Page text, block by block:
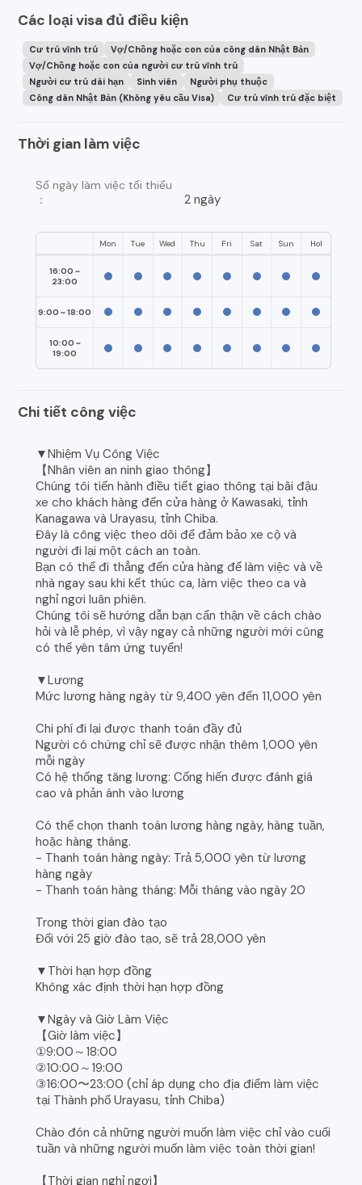
Các loại visa đủ điều kiện
Cư trú vĩnh trú
Vợ/Chồng hoặc con của công dân Nhật Bản
Vợ/Chồng hoặc con của người cư trú vĩnh trú
Người cư trú dài hạn
Sinh viên
Người phụ thuộc
Công dân Nhật Bản (Không yêu cầu Visa)
Cư trú vĩnh trú đặc biệt
Thời gian làm việc
Số ngày làm việc tối thiểu
：
2 ngày
Mon Tue Wed Thu Fri Sat Sun Hol
16:00 ~
23:00
9:00 ~ 18:00
10:00 ~
19:00
Chi tiết công việc
▼Nhiệm Vụ Công Việc
【Nhân viên an ninh giao thông】
Chúng tôi tiến hành điều tiết giao thông tại bãi đậu
xe cho khách hàng đến cửa hàng ở Kawasaki, tỉnh
Kanagawa và Urayasu, tỉnh Chiba.
Đây là công việc theo dõi để đảm bảo xe cộ và
người đi lại một cách an toàn.
Bạn có thể đi thẳng đến cửa hàng để làm việc và về
nhà ngay sau khi kết thúc ca, làm việc theo ca và
nghỉ ngơi luân phiên.
Chúng tôi sẽ hướng dẫn bạn cẩn thận về cách chào
hỏi và lễ phép, vì vậy ngay cả những người mới cũng
có thể yên tâm ứng tuyển!
▼Lương
Mức lương hàng ngày từ 9,400 yên đến 11,000 yên
Chi phí đi lại được thanh toán đầy đủ
Người có chứng chỉ sẽ được nhận thêm 1,000 yên
mỗi ngày
Có hệ thống tăng lương: Cống hiến được đánh giá
cao và phản ánh vào lương
Có thể chọn thanh toán lương hàng ngày, hàng tuần,
hoặc hàng tháng.
- Thanh toán hàng ngày: Trả 5,000 yên từ lương
hàng ngày
- Thanh toán hàng tháng: Mỗi tháng vào ngày 20
Trong thời gian đào tạo
Đối với 25 giờ đào tạo, sẽ trả 28,000 yên
▼Thời hạn hợp đồng
Không xác định thời hạn hợp đồng
▼Ngày và Giờ Làm Việc
【Giờ làm việc】
①9:00～18:00
②10:00～19:00
③16:00〜23:00 (chỉ áp dụng cho địa điểm làm việc
tại Thành phố Urayasu, tỉnh Chiba)
Chào đón cả những người muốn làm việc chỉ vào cuối
tuần và những người muốn làm việc toàn thời gian!
【Thời gian nghỉ ngơi】